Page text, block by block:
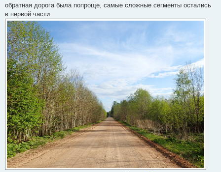
обратная дорога была попроще, самые сложные сегменты остались
в первой части